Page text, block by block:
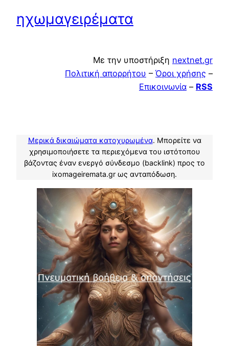
ηχωμαγειρέματα
Με την υποστήριξη nextnet.gr
Πολιτική απορρήτου – Όροι χρήσης –
Επικοινωνία – RSS
Μερικά δικαιώματα κατοχυρωμένα. Μπορείτε να
χρησιμοποιήσετε τα περιεχόμενα του ιστότοπου
βάζοντας έναν ενεργό σύνδεσμο (backlink) προς το
ixomageiremata.gr ως ανταπόδωση.